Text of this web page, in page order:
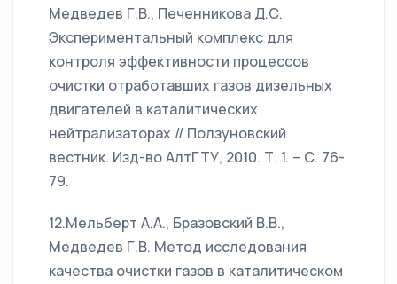
Медведев Г.В., Печенникова Д.С.
Экспериментальный комплекс для
контроля эффективности процессов
очистки отработавших газов дизельных
двигателей в каталитических
нейтрализаторах // Ползуновский
вестник. Изд-во АлтГТУ, 2010. Т. 1. – С. 76-
79.
12.Мельберт А.А., Бразовский В.В.,
Медведев Г.В. Метод исследования
качества очистки газов в каталитическом